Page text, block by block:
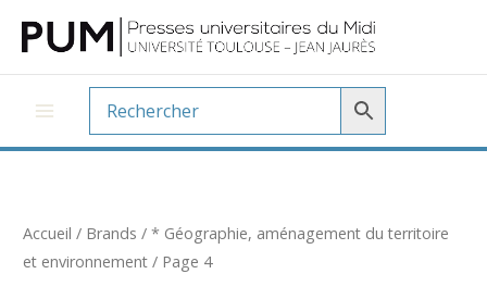
contenu
Accueil / Brands / * Géographie, aménagement du territoire
et environnement / Page 4